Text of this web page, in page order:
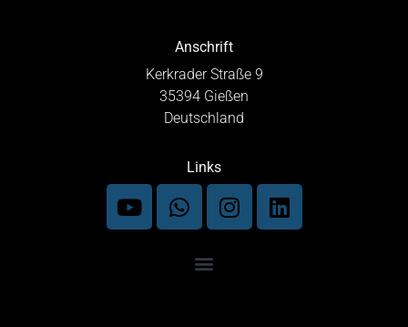
Anschrift
Kerkrader Straße 9
35394 Gießen
Deutschland
Links